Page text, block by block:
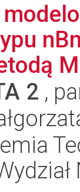
2 ,